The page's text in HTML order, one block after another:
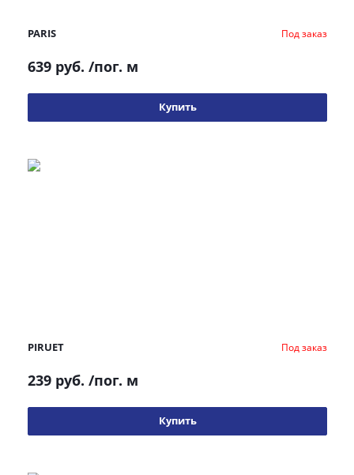
PARIS Под заказ
639 руб. /пог. м
Купить
PIRUET Под заказ
239 руб. /пог. м
Купить